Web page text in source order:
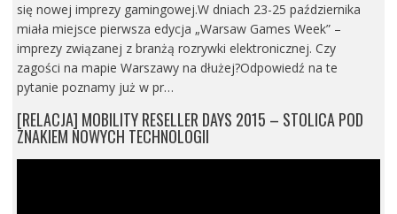
się nowej imprezy gamingowej.W dniach 23-25 października
miała miejsce pierwsza edycja „Warsaw Games Week” –
imprezy związanej z branżą rozrywki elektronicznej. Czy
zagości na mapie Warszawy na dłużej?Odpowiedź na te
pytanie poznamy już w pr…
[RELACJA] MOBILITY RESELLER DAYS 2015 – STOLICA POD
ZNAKIEM NOWYCH TECHNOLOGII